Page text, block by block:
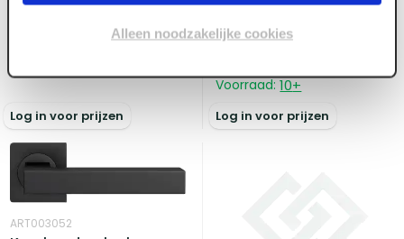
Alleen noodzakelijke cookies
Log in voor prijzen
Verloopbus t.b.v. kruk
Voorraad: 10+
Log in voor prijzen
ART003052